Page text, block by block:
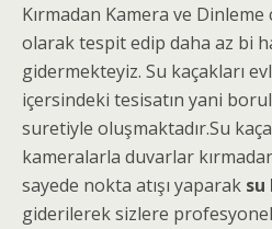
Kırmadan Kamera ve Dinleme
olarak tespit edip daha az bi
gidermekteyiz. Su kaçakları
içersindeki tesisatın yani
suretiyle oluşmaktadır.Su
kameralarla duvarlar
sayede nokta atışı yaparak su
giderilerek sizlere